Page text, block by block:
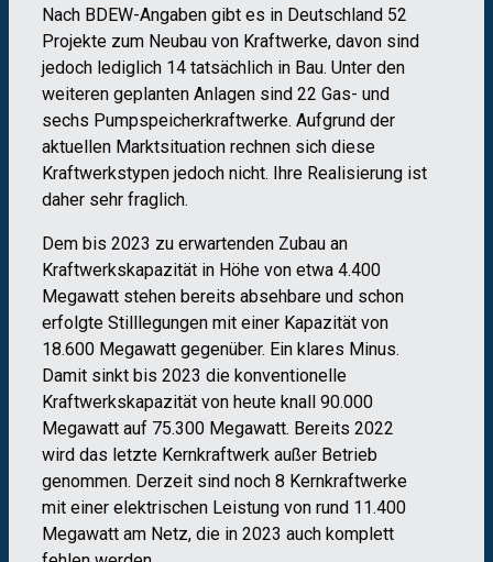
Nach BDEW-Angaben gibt es in Deutschland 52
Projekte zum Neubau von Kraftwerke, davon sind
jedoch lediglich 14 tatsächlich in Bau. Unter den
weiteren geplanten Anlagen sind 22 Gas- und
sechs Pumpspeicherkraftwerke. Aufgrund der
aktuellen Marktsituation rechnen sich diese
Kraftwerkstypen jedoch nicht. Ihre Realisierung ist
daher sehr fraglich.
Dem bis 2023 zu erwartenden Zubau an
Kraftwerkskapazität in Höhe von etwa 4.400
Megawatt stehen bereits absehbare und schon
erfolgte Stilllegungen mit einer Kapazität von
18.600 Megawatt gegenüber. Ein klares Minus.
Damit sinkt bis 2023 die konventionelle
Kraftwerkskapazität von heute knall 90.000
Megawatt auf 75.300 Megawatt. Bereits 2022
wird das letzte Kernkraftwerk außer Betrieb
genommen. Derzeit sind noch 8 Kernkraftwerke
mit einer elektrischen Leistung von rund 11.400
Megawatt am Netz, die in 2023 auch komplett